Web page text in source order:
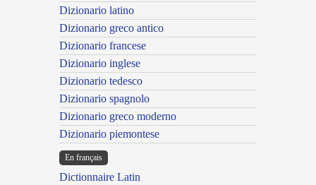
Dizionario latino
Dizionario greco antico
Dizionario francese
Dizionario inglese
Dizionario tedesco
Dizionario spagnolo
Dizionario greco moderno
Dizionario piemontese
En français
Dictionnaire Latin